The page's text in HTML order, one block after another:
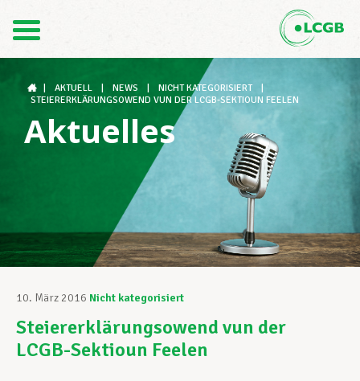
FR
Der LCGB
Gewerkschaftsstrukturen
Unterstützung im Arbeitsalltag
Ihre Rechte
AKTUELL NEWS NICHT KATEGORISIERT
STEIERERKLÄRUNGSOWEND VUN DER LCGB-SEKTIOUN FEELEN
Aktuelles
10. März 2016 Nicht kategorisiert
Steiererklärungsowend vun der
LCGB-Sektioun Feelen